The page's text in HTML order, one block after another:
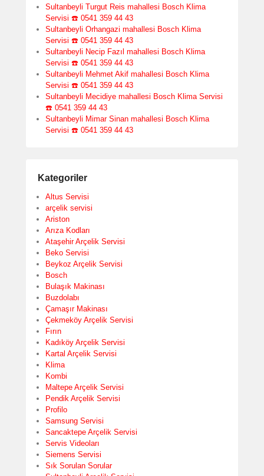
Sultanbeyli Turgut Reis mahallesi Bosch Klima
Servisi ☎️ 0541 359 44 43
Sultanbeyli Orhangazi mahallesi Bosch Klima
Servisi ☎️ 0541 359 44 43
Sultanbeyli Necip Fazıl mahallesi Bosch Klima
Servisi ☎️ 0541 359 44 43
Sultanbeyli Mehmet Akif mahallesi Bosch Klima
Servisi ☎️ 0541 359 44 43
Sultanbeyli Mecidiye mahallesi Bosch Klima Servisi
☎️ 0541 359 44 43
Sultanbeyli Mimar Sinan mahallesi Bosch Klima
Servisi ☎️ 0541 359 44 43
Kategoriler
Altus Servisi
arçelik servisi
Ariston
Arıza Kodları
Ataşehir Arçelik Servisi
Beko Servisi
Beykoz Arçelik Servisi
Bosch
Bulaşık Makinası
Buzdolabı
Çamaşır Makinası
Çekmeköy Arçelik Servisi
Fırın
Kadıköy Arçelik Servisi
Kartal Arçelik Servisi
Klima
Kombi
Maltepe Arçelik Servisi
Pendik Arçelik Servisi
Profilo
Samsung Servisi
Sancaktepe Arçelik Servisi
Servis Videoları
Siemens Servisi
Sık Sorulan Sorular